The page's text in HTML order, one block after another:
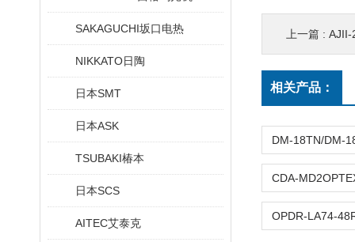
SAKAGUCHI坂口电热
NIKKATO日陶
日本SMT
日本ASK
TSUBAKI椿本
日本SCS
AITEC艾泰克
上一篇 : AJII-
相关产品：